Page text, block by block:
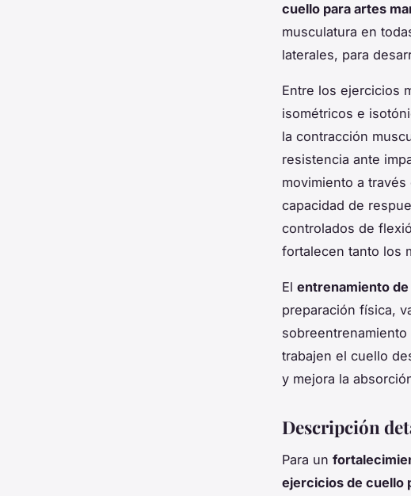
cuello para artes
musculatura en
laterales, para
Entre los ejercicios
isométricos e
la contracción
resistencia ante
movimiento a
capacidad de
controlados de
fortalecen tanto los
El entrenamiento
preparación física,
trabajen el cuello
y mejora la
Descripción
Para un
ejercicios de cuello